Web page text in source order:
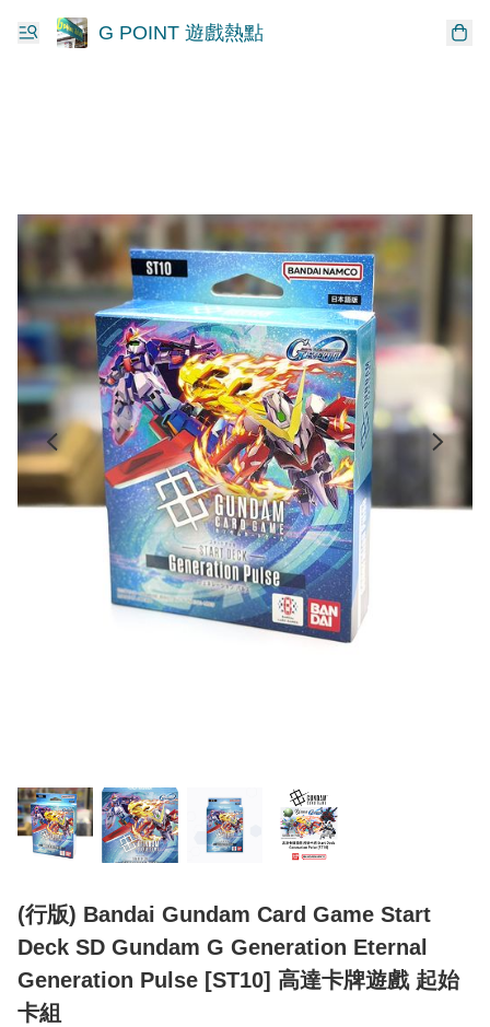
G POINT 遊戲熱點
(行版) Bandai Gundam Card Game Start
Deck SD Gundam G Generation Eternal
Generation Pulse [ST10] 高達卡牌遊戲 起始
卡組